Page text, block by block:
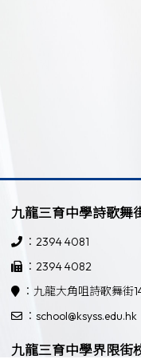
九龍三育中學詩歌舞
：2394 4081
：2394 4082
：九龍大角咀詩歌舞街
：school@ksyss.edu.hk
九龍三育中學界限街